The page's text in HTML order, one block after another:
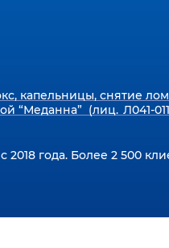
капельницы, снятие
“Меданна” (лиц. Л041-
года. Более 2 500